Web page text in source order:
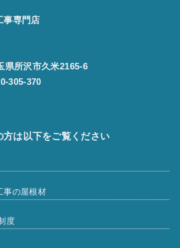
事専門店
所沢市久米2165-6
305-370
方は以下をご覧ください
事の屋根材
度